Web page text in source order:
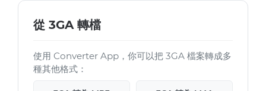
從 3GA 轉檔
使用 Converter App，你可以把 3GA 檔案轉成多
種其他格式：